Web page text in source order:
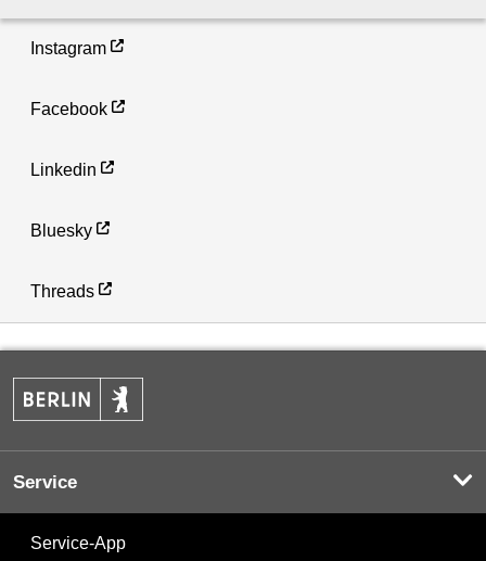
Instagram
Facebook
Linkedin
Bluesky
Threads
Service
Service-App